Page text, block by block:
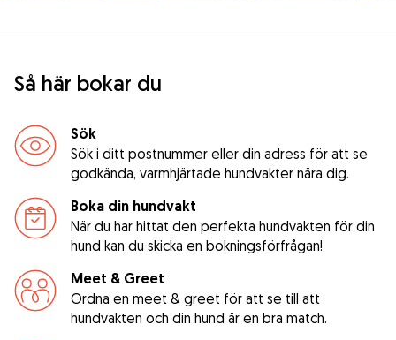
Så här bokar du
Sök
Sök i ditt postnummer eller din adress för att se
godkända, varmhjärtade hundvakter nära dig.
Boka din hundvakt
När du har hittat den perfekta hundvakten för din
hund kan du skicka en bokningsförfrågan!
Meet & Greet
Ordna en meet & greet för att se till att
hundvakten och din hund är en bra match.